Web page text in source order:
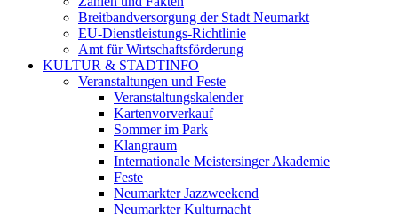
Breitbandversorgung der Stadt Neumarkt
EU-Dienstleistungs-Richtlinie
Amt für Wirtschaftsförderung
KULTUR & STADTINFO
Veranstaltungen und Feste
Veranstaltungskalender
Kartenvorverkauf
Sommer im Park
Klangraum
Internationale Meistersinger Akademie
Feste
Neumarkter Jazzweekend
Neumarkter Kulturnacht